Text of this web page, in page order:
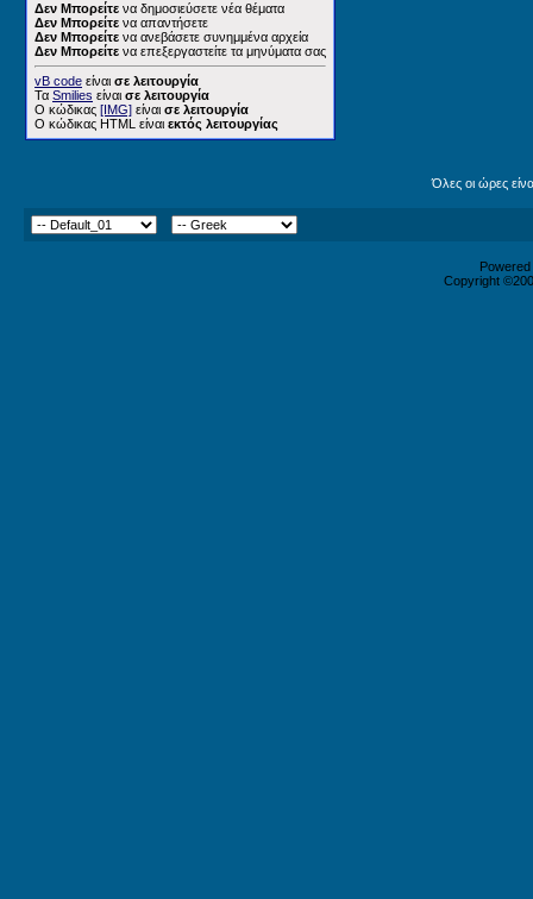
Δεν Μπορείτε να δημοσιεύσετε νέα θέματα
Δεν Μπορείτε να απαντήσετε
Δεν Μπορείτε να ανεβάσετε συνημμένα αρχεία
Δεν Μπορείτε να επεξεργαστείτε τα μηνύματα σας
vB code είναι σε λειτουργία
Τα Smilies είναι σε λειτουργία
Ο κώδικας [IMG] είναι σε λειτουργία
Ο κώδικας HTML είναι εκτός λειτουργίας
Όλες οι ώρες
Copyright